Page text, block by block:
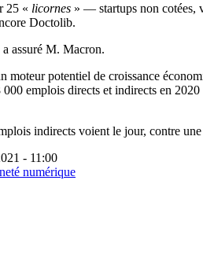
25 « licornes » — startups non cotées,
Doctolib.
assuré M. Macron.
moteur potentiel de croissance
emplois directs et indirects en
indirects voient le jour, contre
- 11:00
numérique